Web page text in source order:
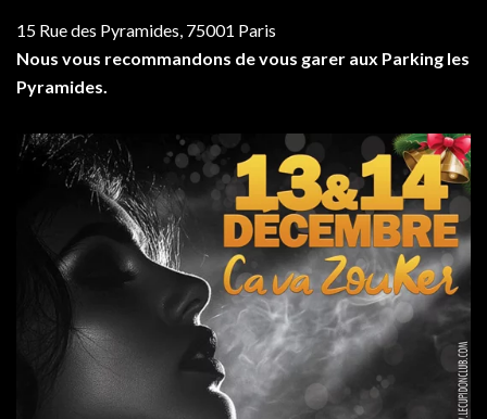
15 Rue des Pyramides, 75001 Paris
Nous vous recommandons de vous garer aux Parking les
Pyramides.